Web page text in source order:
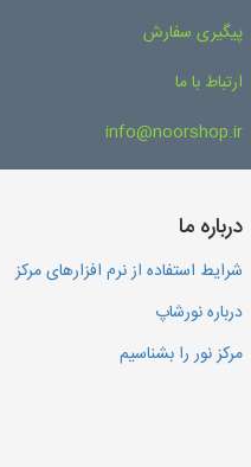
پیگیری سفارش
ارتباط با ما
info@noorshop.ir
درباره ما
شرایط استفاده از نرم افزارهای مرکز
درباره نورشاپ
مرکز نور را بشناسیم